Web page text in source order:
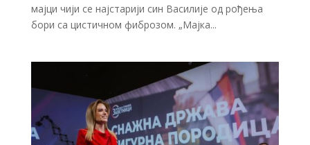
мајци чији се најстарији син Василије од рођења
бори са цистичном фиброзом. „Мајка...